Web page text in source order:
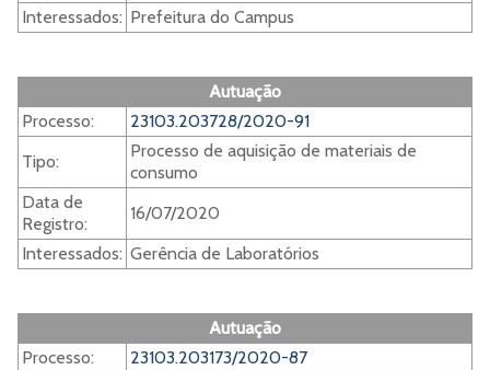
Interessados: Prefeitura do Campus
Autuação
Processo:
23103.203728/2020-91
Tipo:
Processo de aquisição de materiais de
consumo
Data de
Registro:
16/07/2020
Interessados: Gerência de Laboratórios
Autuação
Processo:
23103.203173/2020-87